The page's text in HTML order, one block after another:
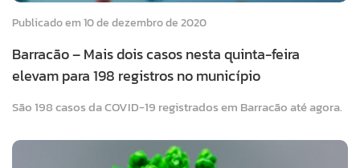
Publicado em 10 de dezembro de 2020
Barracão – Mais dois casos nesta quinta-feira
elevam para 198 registros no município
São 198 casos da COVID-19 registrados em Barracão até agora.